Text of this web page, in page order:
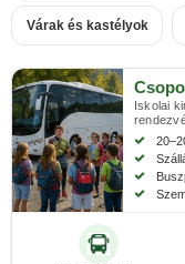
Várak és kastélyok
Iskolai